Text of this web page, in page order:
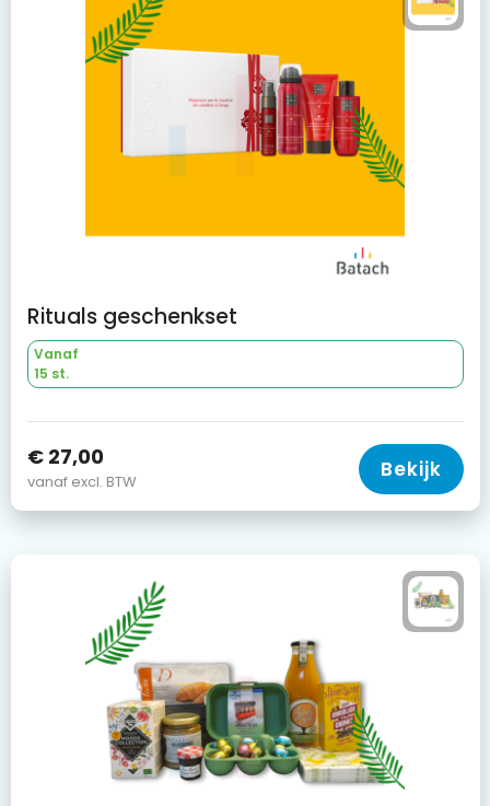
Rituals geschenkset
Vanaf
15 st.
€ 27,00
vanaf excl. BTW Bekijk